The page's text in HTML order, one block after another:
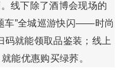
线下除了酒博会现场的
车”全城巡游快闪——时尚
码就能领取品鉴装；线上
能优惠购买绿荞。